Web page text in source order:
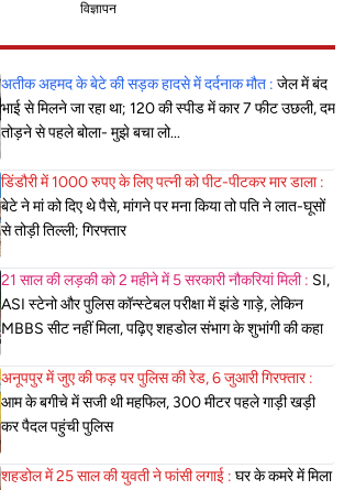
विज्ञापन
अतीक अहमद के बेटे की सड़क हादसे में दर्दनाक मौत : जेल में बंद
भाई से मिलने जा रहा था; 120 की स्पीड में कार 7 फीट उछली, दम
तोड़ने से पहले बोला- मुझे बचा लो...
डिंडौरी में 1000 रुपए के लिए पत्नी को पीट-पीटकर मार डाला :
बेटे ने मां को दिए थे पैसे, मांगने पर मना किया तो पति ने लात-घूसों
से तोड़ी तिल्ली; गिरफ्तार
21 साल की लड़की को 2 महीने में 5 सरकारी नौकरियां मिली : SI,
ASI स्टेनो और पुलिस कॉन्स्टेबल परीक्षा में झंडे गाड़े, लेकिन
MBBS सीट नहीं मिला, पढ़िए शहडोल संभाग के शुभांगी की कहा
अनूपपुर में जुए की फड़ पर पुलिस की रेड, 6 जुआरी गिरफ्तार :
आम के बगीचे में सजी थी महफिल, 300 मीटर पहले गाड़ी खड़ी
कर पैदल पहुंची पुलिस
शहडोल में 25 साल की युवती ने फांसी लगाई : घर के कमरे में मिला